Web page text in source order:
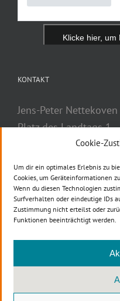
Cookie-
Um dir ein optimales Erlebnis zu
Cookies, um Geräteinformationen
Wenn du diesen Technologien
Surfverhalten oder eindeutige IDs
Zustimmung nicht erteilst oder
Funktionen beeinträchtigt werden.
Klicke hier, um
KONTAKT
Jens-Peter Nettekoven
Platz des Landtags 1
40221 Düsseldorf
Telefax: 0211 884-
E-Mail